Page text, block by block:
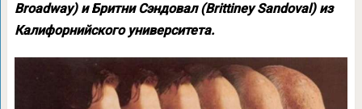
Broadway) и Бритни Сэндовал (Brittiney Sandoval) из
Калифорнийского университета.